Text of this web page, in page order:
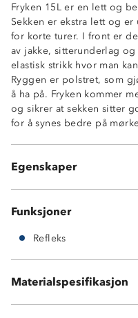
Fryken 15L er en lett og
Sekken er ekstra lett og
for korte turer. I front er
av jakke, sitterunderlag
elastisk strikk hvor man
Ryggen er polstret, som
å ha på. Fryken kommer
og sikrer at sekken sitter
for å synes bedre på
Egenskaper
Volum: 15 L
Vekt: 305 g
Mål: 42,5 cm høy
Vektkapasitet: 7-8 kg
Hovedrom med åpen
Topplomme med
Strikkfester i front
Meshlomme på siden
Knagghempe
Refleks
Funksjoner
Refleks
Materialspesifikasjon
100 % polyester